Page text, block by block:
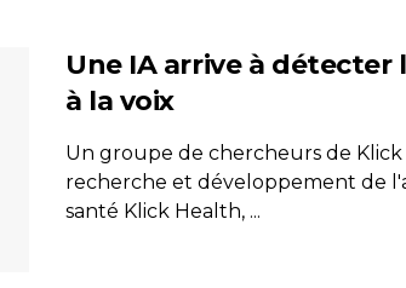
Une IA arrive à détecter
à la voix
Un groupe de chercheurs de Klick
recherche et développement de
santé Klick Health, ...